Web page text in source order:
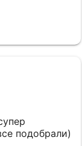
подобрали)